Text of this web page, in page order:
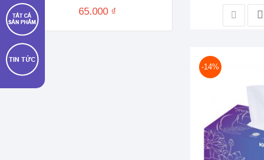
-14%
65.000 ₫